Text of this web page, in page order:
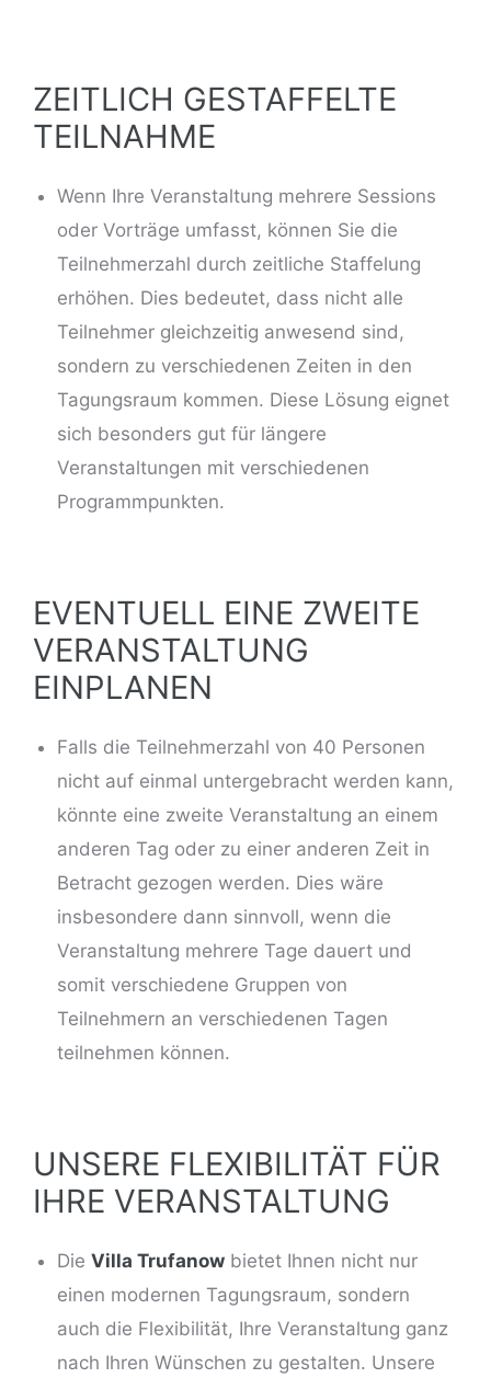
ZEITLICH GESTAFFELTE
TEILNAHME
Wenn Ihre Veranstaltung mehrere Sessions
oder Vorträge umfasst, können Sie die
Teilnehmerzahl durch zeitliche Staffelung
erhöhen. Dies bedeutet, dass nicht alle
Teilnehmer gleichzeitig anwesend sind,
sondern zu verschiedenen Zeiten in den
Tagungsraum kommen. Diese Lösung eignet
sich besonders gut für längere
Veranstaltungen mit verschiedenen
Programmpunkten.
EVENTUELL EINE ZWEITE
VERANSTALTUNG
EINPLANEN
Falls die Teilnehmerzahl von 40 Personen
nicht auf einmal untergebracht werden kann,
könnte eine zweite Veranstaltung an einem
anderen Tag oder zu einer anderen Zeit in
Betracht gezogen werden. Dies wäre
insbesondere dann sinnvoll, wenn die
Veranstaltung mehrere Tage dauert und
somit verschiedene Gruppen von
Teilnehmern an verschiedenen Tagen
teilnehmen können.
UNSERE FLEXIBILITÄT FÜR
IHRE VERANSTALTUNG
DieVilla Trufanow bietet Ihnen nicht nur
einen modernen Tagungsraum, sondern
auch die Flexibilität, Ihre Veranstaltung ganz
nach Ihren Wünschen zu gestalten. Unsere